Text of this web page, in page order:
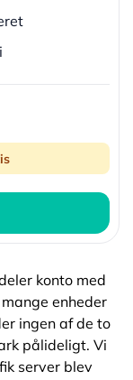
konto med
enheder
ingen af de to
pålideligt. Vi
server blev